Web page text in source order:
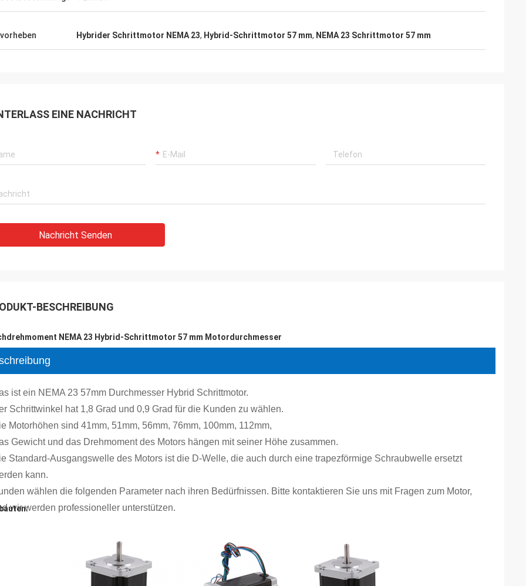
Hybrider Schrittmotor NEMA 23, Hybrid-Schrittmotor 57 mm, NEMA 23 Schrittmotor 57 mm
EINE NACHRICHT
Nachricht Senden
BESCHREIBUNG
NEMA 23 Hybrid-Schrittmotor 57 mm Motordurchmesser
ist ein NEMA 23 57mm Durchmesser Hybrid Schrittmotor.
Schrittwinkel hat 1,8 Grad und 0,9 Grad für die Kunden zu wählen.
Motorhöhen sind 41mm, 51mm, 56mm, 76mm, 100mm, 112mm,
Gewicht und das Drehmoment des Motors hängen mit seiner Höhe zusammen.
Standard-Ausgangswelle des Motors ist die D-Welle, die auch durch eine trapezförmige Schraubwelle ersetzt
kann.
wählen die folgenden Parameter nach ihren Bedürfnissen. Bitte kontaktieren Sie uns mit Fragen zum Motor,
wir werden professioneller unterstützen.